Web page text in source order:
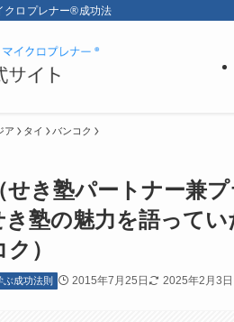
クロプレナー®成功法
ア タイ バンコク
き塾パートナー兼
塾の魅力を語って
）
ぶ成功法則 2015年7月25日 2025年2月3日